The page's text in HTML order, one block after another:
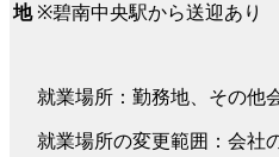
地 ※碧南中央駅から送迎あり
就業場所：勤務地、その他
就業場所の変更範囲：会社